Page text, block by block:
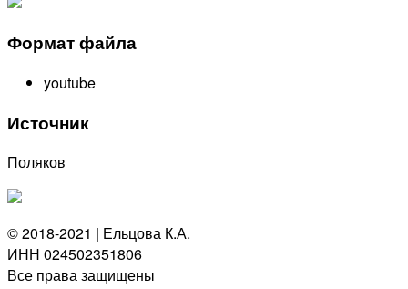
Формат файла
youtube
Источник
Поляков
© 2018-2021 | Ельцова К.А.
ИНН 024502351806
Все права защищены